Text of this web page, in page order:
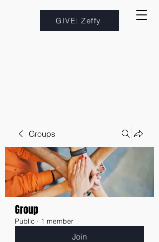
GIVE: Zeffy
Groups
Group
Public · 1 member
Join